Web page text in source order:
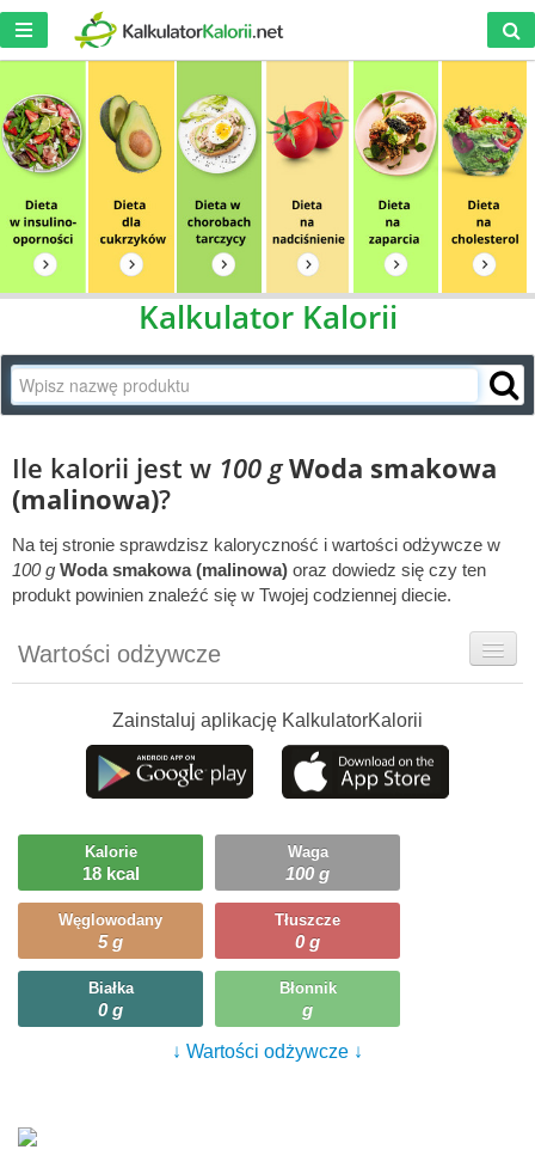
Kalkulator Kalorii
Ile kalorii jest w 100 g Woda smakowa
(malinowa)?
Na tej stronie sprawdzisz kaloryczność i wartości odżywcze w
100 g Woda smakowa (malinowa) oraz dowiedz się czy ten
produkt powinien znaleźć się w Twojej codziennej diecie.
Wartości odżywcze
Ciekawostki
Ile możesz zjeść?
Zainstaluj aplikację KalkulatorKalorii
Kalorie
18 kcal
Waga
100 g
Węglowodany
5 g
Tłuszcze
0 g
Białka
0 g
Błonnik
g
↓ Wartości odżywcze ↓